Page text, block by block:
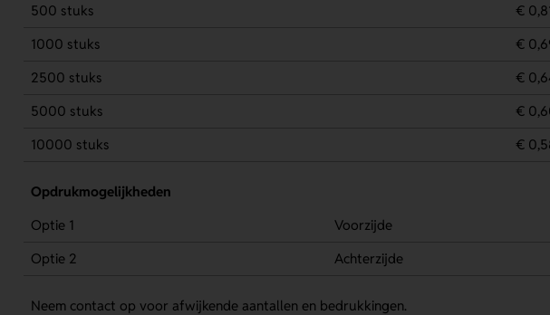
500 stuks
€
1000 stuks
€
2500 stuks
€
5000 stuks
€
10000 stuks
€
Opdrukmogelijkheden
Optie 1
Voorzijde
Optie 2
Achterzijde
Neem contact op voor afwijkende aantallen en bedrukkingen.